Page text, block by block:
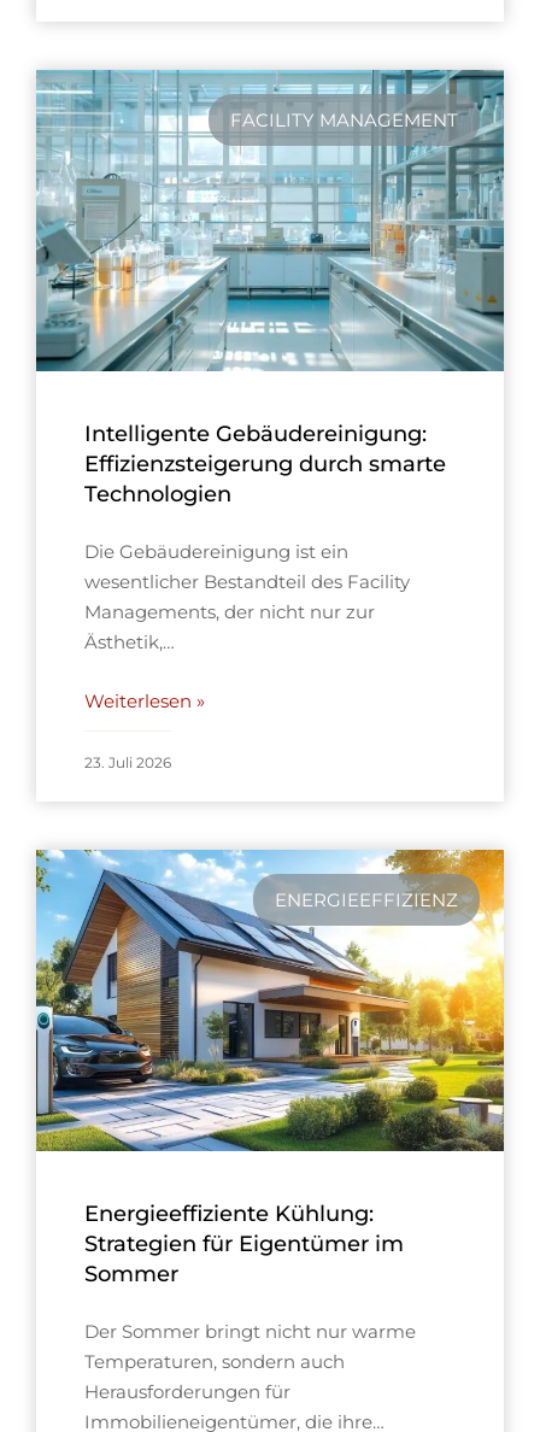
FACILITY MANAGEMENT
Intelligente Gebäudereinigung:
Effizienzsteigerung durch smarte
Technologien
Die Gebäudereinigung ist ein
wesentlicher Bestandteil des Facility
Managements, der nicht nur zur
Ästhetik,…
Weiterlesen »
23. Juli 2026
ENERGIEEFFIZIENZ
Energieeffiziente Kühlung:
Strategien für Eigentümer im
Sommer
Der Sommer bringt nicht nur warme
Temperaturen, sondern auch
Herausforderungen für
Immobilieneigentümer, die ihre…